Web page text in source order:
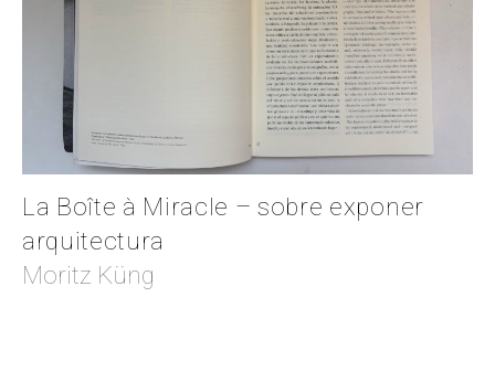
La Boîte à Miracle – sobre exponer
arquitectura
Moritz Küng